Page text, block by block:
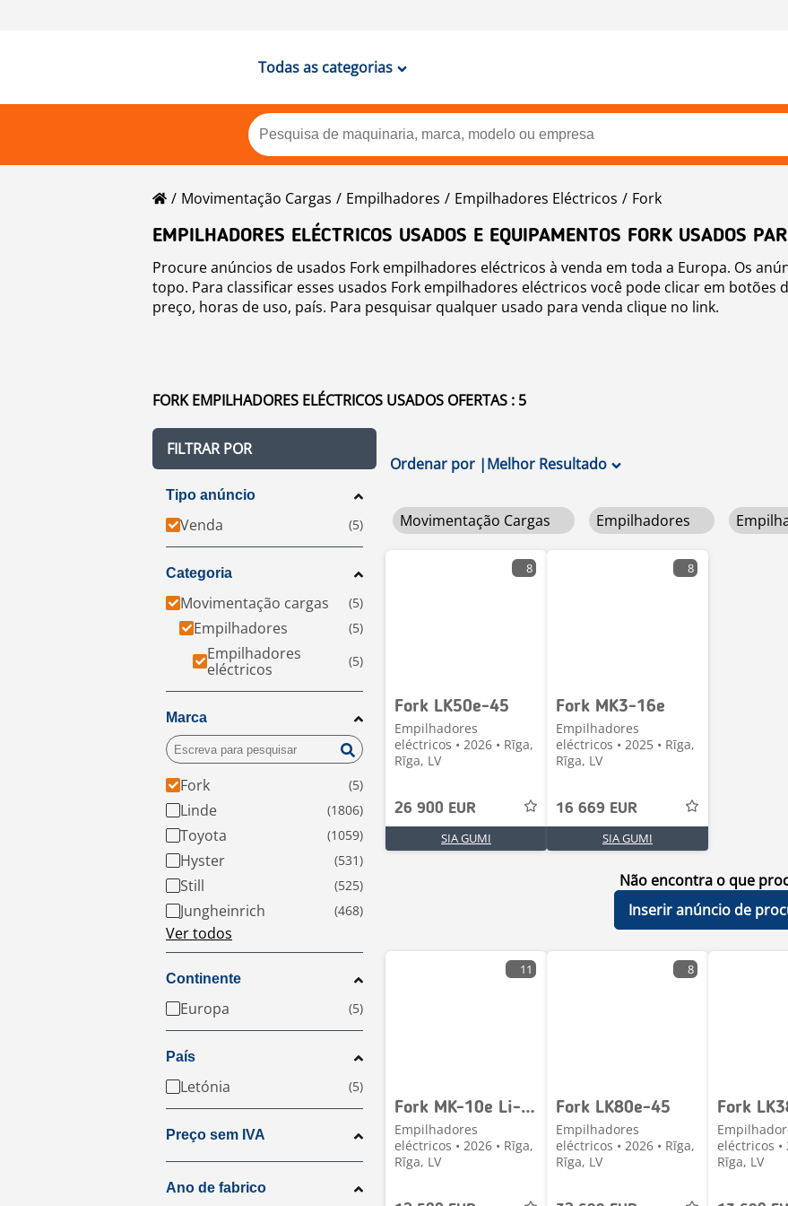
Todas as categorias
Movimentação Cargas Empilhadores Empilhadores Eléctricos
Fork
EMPILHADORES ELÉCTRICOS USADOS E EQUIPAMENTOS FORK USADOS
Procure anúncios de usados Fork empilhadores eléctricos à venda em toda a Europa. Os
topo. Para classificar esses usados Fork empilhadores eléctricos você pode clicar em botões
preço, horas de uso, país. Para pesquisar qualquer usado para venda clique no link.
FORK EMPILHADORES ELÉCTRICOS USADOS OFERTAS : 5
FILTRAR POR
Tipo anúncio
Venda
Categoria
Movimentação cargas
Empilhadores
Empilhadores
eléctricos
Marca
Fork
Linde
Toyota
Hyster
Still
Jungheinrich
Ver todos
Continente
Europa
País
Letónia
Preço sem IVA
Ano de fabrico
Ordenar por |Melhor Resultado
Movimentação Cargas Empilhadores
8
Fork LK50e-45
Empilhadores
eléctricos • 2026 • Rīga,
Rīga, LV
26 900 EUR
SIA GUMI
8
Fork MK3-16e
Empilhadores
eléctricos • 2025 • Rīga,
Rīga, LV
16 669 EUR
SIA GUMI
Não encontra o que
Inserir anúncio de
11
Fork MK-10e Li-Ion
Empilhadores
eléctricos • 2026 • Rīga,
Rīga, LV
8
Fork LK80e-45
Empilhadores
eléctricos • 2026 • Rīga,
Rīga, LV
Fork
eléctricos •
Rīga, LV